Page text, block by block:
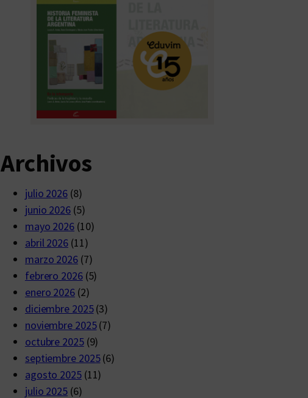
Archivos
julio 2026(8)
junio 2026(5)
mayo 2026 (10)
abril 2026(11)
marzo 2026(7)
febrero 2026(5)
enero 2026(2)
diciembre 2025(3)
noviembre 2025(7)
octubre 2025(9)
septiembre 2025(6)
agosto 2025(11)
julio 2025(6)